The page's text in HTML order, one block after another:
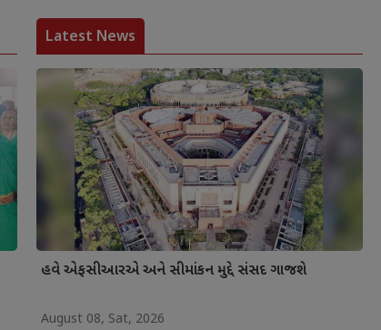
Latest News
હવે એફસીઆરએ અને સીમાંકન મુદ્દે સંસદ ગાજશે
August 08, Sat, 2026